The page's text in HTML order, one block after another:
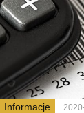
Informacje